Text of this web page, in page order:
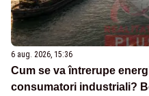
6 aug. 2026, 15:36
Cum se va întrerupe
consumatori industriali?